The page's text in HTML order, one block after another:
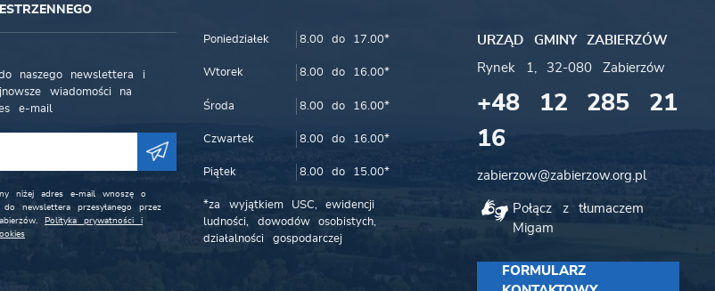
naszego newslettera i
wiadomości na
e-mail
niżej adres e-mail wnoszę o
do newslettera przesyłanego przez
Polityka prywatności i
Poniedziałek 8.00 do 17.00*
Wtorek 8.00 do 16.00*
Środa 8.00 do 16.00*
Czwartek 8.00 do 16.00*
Piątek 8.00 do 15.00*
*za wyjątkiem USC, ewidencji
ludności, dowodów osobistych,
działalności gospodarczej
URZĄD GMINY ZABIERZÓW
Rynek 1, 32-080 Zabierzów
+48 12 285 21
16
zabierzow@zabierzow.org.pl
Połącz z tłumaczem
Migam
FORMULARZ